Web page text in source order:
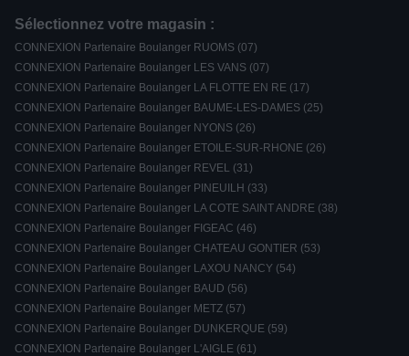
Sélectionnez votre magasin :
CONNEXION Partenaire Boulanger RUOMS (07)
CONNEXION Partenaire Boulanger LES VANS (07)
CONNEXION Partenaire Boulanger LA FLOTTE EN RE (17)
CONNEXION Partenaire Boulanger BAUME-LES-DAMES (25)
CONNEXION Partenaire Boulanger NYONS (26)
CONNEXION Partenaire Boulanger ETOILE-SUR-RHONE (26)
CONNEXION Partenaire Boulanger REVEL (31)
CONNEXION Partenaire Boulanger PINEUILH (33)
CONNEXION Partenaire Boulanger LA COTE SAINT ANDRE (38)
CONNEXION Partenaire Boulanger FIGEAC (46)
CONNEXION Partenaire Boulanger CHATEAU GONTIER (53)
CONNEXION Partenaire Boulanger LAXOU NANCY (54)
CONNEXION Partenaire Boulanger BAUD (56)
CONNEXION Partenaire Boulanger METZ (57)
CONNEXION Partenaire Boulanger DUNKERQUE (59)
CONNEXION Partenaire Boulanger L'AIGLE (61)